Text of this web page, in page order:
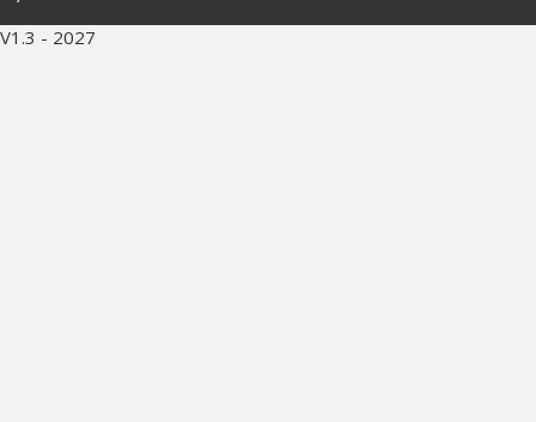
V1.3 - 2027